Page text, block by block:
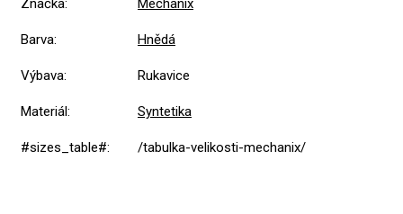
Značka: Mechanix
Barva: Hnědá
Výbava: Rukavice
Materiál: Syntetika
#sizes_table#: /tabulka-velikosti-mechanix/